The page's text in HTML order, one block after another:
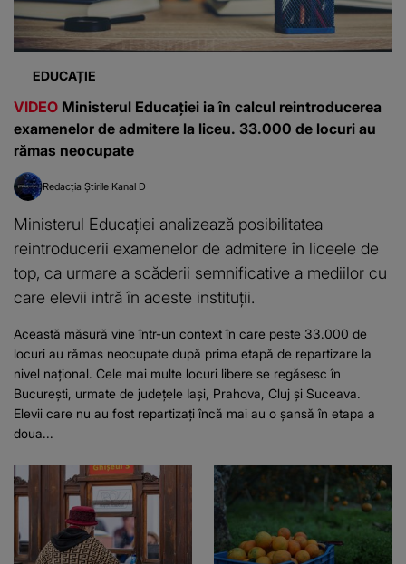
EDUCAȚIE
VIDEO Ministerul Educației ia în calcul reintroducerea
examenelor de admitere la liceu. 33.000 de locuri au
rămas neocupate
Redacția Știrile Kanal D
Ministerul Educației analizează posibilitatea
reintroducerii examenelor de admitere în liceele de
top, ca urmare a scăderii semnificative a mediilor cu
care elevii intră în aceste instituții.
Această măsură vine într-un context în care peste 33.000 de
locuri au rămas neocupate după prima etapă de repartizare la
nivel național. Cele mai multe locuri libere se regăsesc în
București, urmate de județele Iași, Prahova, Cluj și Suceava.
Elevii care nu au fost repartizați încă mai au o șansă în etapa a
doua...